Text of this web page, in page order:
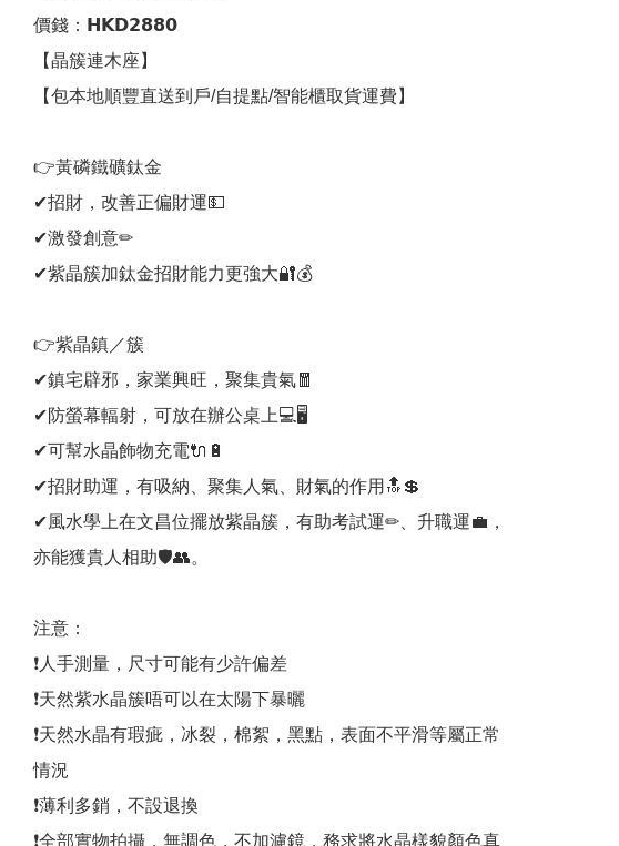
價錢：𝗛𝗞𝗗𝟮𝟴𝟴𝟬
【晶簇連木座】
【包本地順豐直送到戶/自提點/智能櫃取貨運費】
👉黃磷鐵礦鈦金
✔招財，改善正偏財運💵
✔激發創意✏
✔紫晶簇加鈦金招財能力更強大🔐💰
👉紫晶鎮／簇
✔鎮宅辟邪，家業興旺，聚集貴氣🧧
✔防螢幕輻射，可放在辦公桌上💻🖥
✔可幫水晶飾物充電🔌🔋
✔招財助運，有吸納、聚集人氣、財氣的作用🔝💲
✔風水學上在文昌位擺放紫晶簇，有助考試運✏、升職運💼，
亦能獲貴人相助🛡👥。
注意：
❗人手測量，尺寸可能有少許偏差
❗天然紫水晶簇唔可以在太陽下暴曬
❗天然水晶有瑕疵，冰裂，棉絮，黑點，表面不平滑等屬正常
情況
❗薄利多銷，不設退換
❗全部實物拍攝，無調色，不加濾鏡，務求將水晶樣貌顏色真